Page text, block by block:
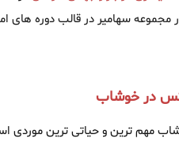
سهامیر در قالب دوره های
در خوشاب
مهم ترین و حیاتی ترین موردی است